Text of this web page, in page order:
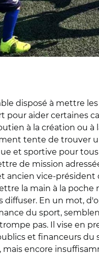
disposé à mettre
pour aider certaines
à la création
tente de trouver
et sportive pour
de mission
vice-
la main à la
En un mot,
du sport,
pas. Il vise en
et financeurs
encore